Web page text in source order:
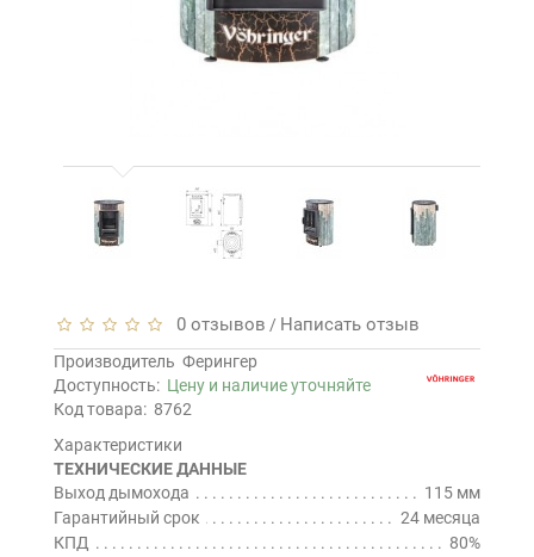
0 отзывов / Написать отзыв
Производитель Ферингер
Доступность: Цену и наличие уточняйте
Код товара: 8762
Характеристики
ТЕХНИЧЕСКИЕ ДАННЫЕ
Выход дымохода
115 мм
Гарантийный срок
24 месяца
КПД
80%